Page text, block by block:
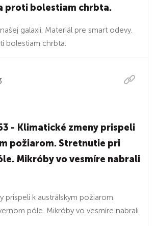
proti bolestiam chrbta.
galaxii. Materiál pre smart odevy.
bolestiam chrbta.
- Klimatické zmeny prispeli
požiarom. Stretnutie pri
Mikróby vo vesmíre nabrali
prispeli k austrálskym požiarom.
póle. Mikróby vo vesmíre nabrali